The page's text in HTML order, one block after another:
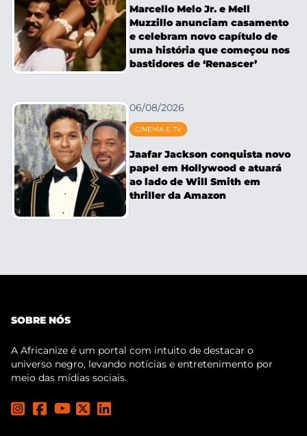
Marcello Melo Jr. e Mell
Muzzillo anunciam casamento
e celebram novo capítulo de
uma história que começou nos
bastidores de ‘Renascer’
06/08/2026
CINEMA E TV
Jaafar Jackson conquista novo
papel em Hollywood e atuará
ao lado de Will Smith em
thriller da Amazon
SOBRE NÓS
A Africanize é um portal com intuito de destacar o
universo negro, levando notícias e entretenimento por
meio das mídias sociais.